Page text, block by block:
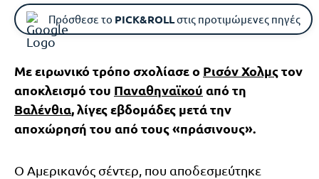
Πρόσθεσε το PICK&ROLLστις προτιμώμενες πηγές
Με ειρωνικό τρόπο σχολίασε ο Ρισόν Χολμςτον
αποκλεισμό του Παναθηναϊκού από τη
Βαλένθια, λίγες εβδομάδες μετά την
αποχώρησή του από τους «πράσινους».
Ο Αμερικανός σέντερ, που αποδεσμεύτηκε